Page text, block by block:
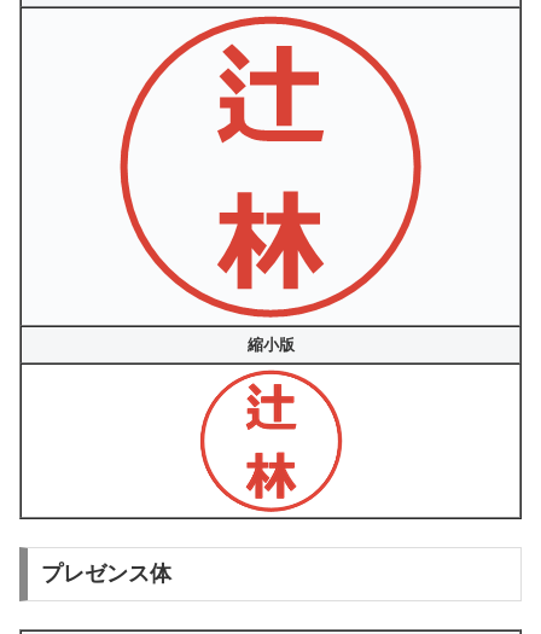
縮小版
プレゼンス体